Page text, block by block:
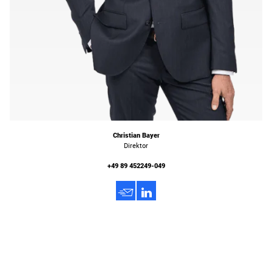
Christian Bayer
Direktor
+49 89 452249-049
h 3